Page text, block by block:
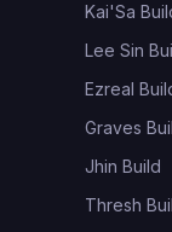
Kai'Sa
Lee Sin
Ezreal
Graves
Jhin Build
Thresh